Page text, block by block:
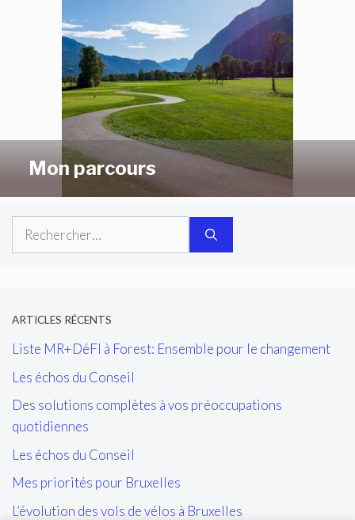
Mon parcours
Rechercher :
ARTICLES RÉCENTS
Liste MR+DéFI à Forest: Ensemble pour le changement
Les échos du Conseil
Des solutions complètes à vos préoccupations
quotidiennes
Les échos du Conseil
Mes priorités pour Bruxelles
L’évolution des vols de vélos à Bruxelles